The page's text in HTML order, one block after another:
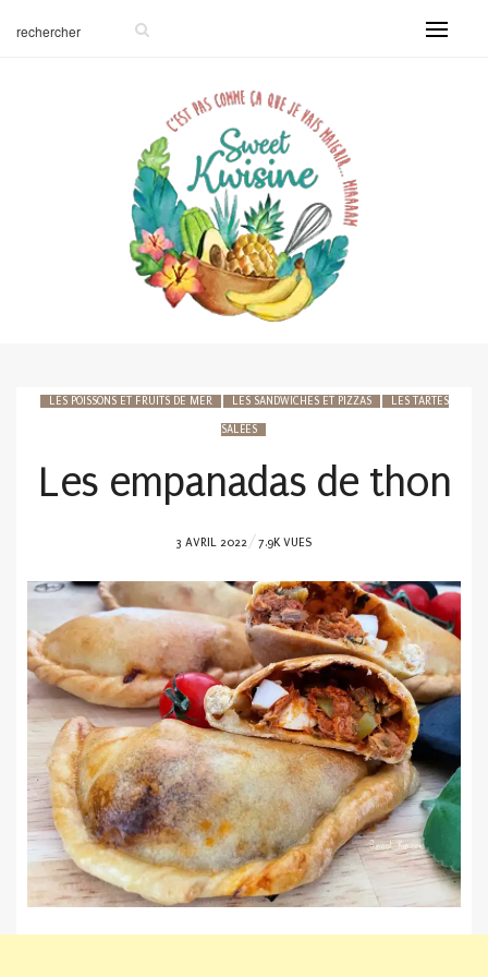
LES POISSONS ET FRUITS DE MER LES SANDWICHES ET PIZZAS LES TARTES
SALÉES
Les empanadas de thon
POSTED
3 AVRIL 2022 7.9K VUES